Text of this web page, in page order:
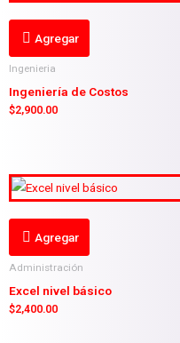
Agregar
Ingenieria
Ingeniería de Costos
$2,900.00
Agregar
Administración
Excel nivel básico
$2,400.00